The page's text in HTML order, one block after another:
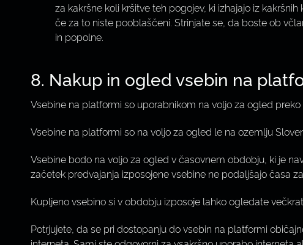
za kakršne koli kršitve teh pogojev, ki izhajajo iz
če za to niste pooblaščeni. Strinjate se, da boste ob
in popolne.
8. Nakup in ogled vsebin na
Vsebine na platformi so uporabnikom na voljo za ogled
Vsebine na platformi so na voljo za ogled le na ozemlju
Vsebine bodo na voljo za ogled v časovnem obdobju, ki je
začetek predvajanja izposojene vsebine ne podaljšajo časa
Kupljeno vsebino si v obdobju izposoje lahko ogledate
Potrjujete, da se pri dostopanju do vsebin na platformi